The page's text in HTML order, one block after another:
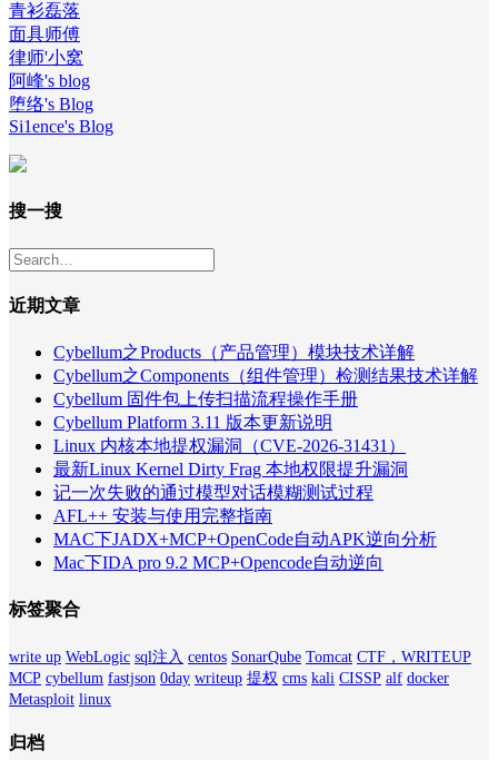
青衫磊落
面具师傅
律师'小窝
阿峰's blog
堕络's Blog
Si1ence's Blog
搜一搜
近期文章
Cybellum之Products（产品管理）模块技术详解
Cybellum之Components（组件管理）检测结果技术详解
Cybellum 固件包上传扫描流程操作手册
Cybellum Platform 3.11 版本更新说明
Linux 内核本地提权漏洞（CVE-2026-31431）
最新Linux Kernel Dirty Frag 本地权限提升漏洞
记一次失败的通过模型对话模糊测试过程
AFL++ 安装与使用完整指南
MAC下JADX+MCP+OpenCode自动APK逆向分析
Mac下IDA pro 9.2 MCP+Opencode自动逆向
标签聚合
write up WebLogic sql注入 centos SonarQube Tomcat CTF，WRITEUP
MCP cybellum fastjson 0day writeup 提权 cms kali CISSP alf docker
Metasploit linux
归档